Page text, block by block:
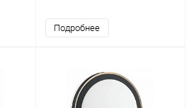
Подробнее